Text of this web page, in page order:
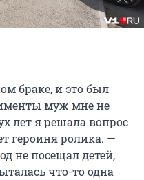
браке, и это был
муж мне не
лет я решала вопрос
героиня ролика. —
не посещал детей,
что-то одна